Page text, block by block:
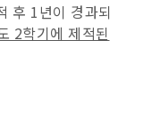
후 1년이 경과되
2학기에 제적된